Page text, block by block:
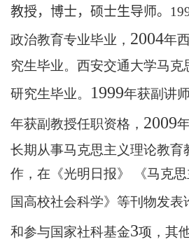
教授，博士，硕士生导师。
政治教育专业毕业， 2004年
究生毕业。西安交通大学马克
研究生毕业。 1999年获副讲
年获副教授任职资格， 2009
长期从事马克思主义理论教育
作，在《光明日报》 《马克
国高校社会科学》等刊物发表
和参与国家社科基金3项，其